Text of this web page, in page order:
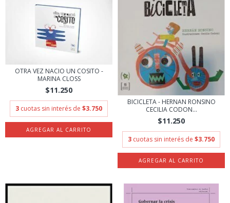
OTRA VEZ NACIO UN COSITO -
MARINA CLOSS
$11.250
3 cuotas sin interés de $3.750
BICICLETA - HERNAN RONSINO
CECILIA CODON...
$11.250
3 cuotas sin interés de $3.750